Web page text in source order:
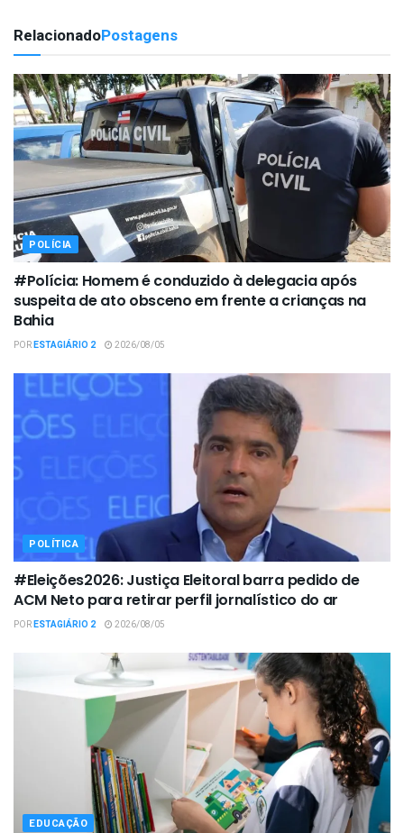
RelacionadoPostagens
POLÍCIA
#Polícia: Homem é conduzido à delegacia após
suspeita de ato obsceno em frente a crianças na
Bahia
PORESTAGIÁRIO 2 2026/08/05
POLÍTICA
#Eleições2026: Justiça Eleitoral barra pedido de
ACM Neto para retirar perfil jornalístico do ar
PORESTAGIÁRIO 2 2026/08/05
EDUCAÇÃO